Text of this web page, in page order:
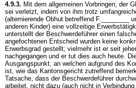
4.9.3. Mit dem allgemeinen Vorbringen, der
sei verletzt, indem von ihm trotz
(alternierende Obhut betreffend F.________
anderen Kinder) eine vollzeitige
unterstellt der Beschwerdeführer einen
angefochtenen Entscheid wurden keine
Erwerbsgrad gestellt; vielmehr ist er seit
nachgegangen und er tut dies auch heute.
Ausgangspunkt, an welchen aufgrund des
ist, wie das Kantonsgericht zutreffend
Tatsache, dass der Beschwerdeführer
arbeitet, nicht dazu (auch nicht in